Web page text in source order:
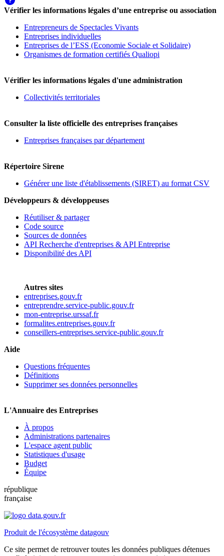
Vérifier les informations légales d’une entreprise ou association
Entrepreneurs de Spectacles Vivants
Entreprises individuelles
Entreprises de l’ESS (Economie Sociale et Solidaire)
Organismes de formation certifiés Qualiopi
Vérifier les informations légales d'une administration
Collectivités territoriales
Consulter la liste officielle des entreprises françaises
Entreprises françaises par département
Répertoire Sirene
Générer une liste d'établissements (SIRET) au format CSV
Développeurs & développeuses
Réutiliser & partager
Code source
Sources de données
API Recherche d'entreprises & API Entreprise
Disponibilité des API
Autres sites
entreprises.gouv.fr
entreprendre.service-public.gouv.fr
mon-entreprise.urssaf.fr
formalites.entreprises.gouv.fr
conseillers-entreprises.service-public.gouv.fr
Aide
Questions fréquentes
Définitions
Supprimer ses données personnelles
L'Annuaire des Entreprises
À propos
Administrations partenaires
L'espace agent public
Statistiques d'usage
Budget
Équipe
république
française
Produit de l'écosystème datagouv
Ce site permet de retrouver toutes les données publiques détenues